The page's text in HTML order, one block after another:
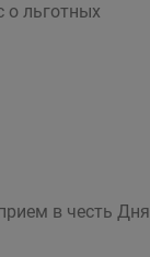
о льготных
в честь Дня